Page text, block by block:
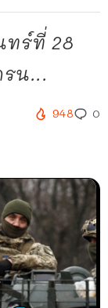
ทร์ที่ 28
น...
948 0